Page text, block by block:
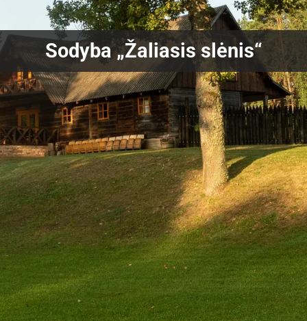
Sodyba „Žaliasis slėnis“